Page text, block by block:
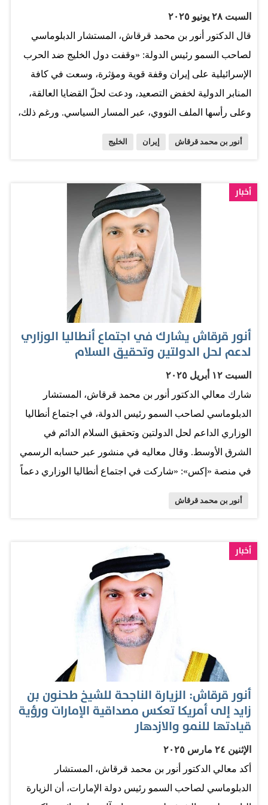
السبت ٢٨ يونيو ٢٠٢٥
قال الدكتور أنور بن محمد قرقاش، المستشار الدبلوماسي
لصاحب السمو رئيس الدولة: «وقفت دول الخليج ضد الحرب
الإسرائيلية على إيران وقفة قوية ومؤثرة، وسعت في كافة
المنابر الدولية لخفض التصعيد، ودعت لحلّ القضايا العالقة،
وعلى رأسها الملف النووي، عبر المسار السياسي. ورغم ذلك،
مطالبة بترميم الثقة مع محيطها الخليجي، بعدما تضررت بفعل
أنور بن محمد قرقاش إيران الخليج
أخبار
أنور قرقاش يشارك في اجتماع أنطاليا الوزاري
لدعم لحل الدولتين وتحقيق السلام
السبت ١٢ أبريل ٢٠٢٥
شارك معالي الدكتور أنور بن محمد قرقاش، المستشار
الدبلوماسي لصاحب السمو رئيس الدولة، في اجتماع أنطاليا
الوزاري الداعم لحل الدولتين وتحقيق السلام الدائم في
الشرق الأوسط. وقال معاليه في منشور عبر حسابه الرسمي
في منصة «إكس»: «شاركت في اجتماع أنطاليا الوزاري دعماً
المساعدات المقدمة لغزة وأهلها.. التزامنا مبدئي ومستمر».
أنور بن محمد قرقاش
أخبار
أنور قرقاش: الزيارة الناجحة للشيخ طحنون بن
زايد إلى أمريكا تعكس مصداقية الإمارات ورؤية
قيادتها للنمو والازدهار
الإثنين ٢٤ مارس ٢٠٢٥
أكد معالي الدكتور أنور بن محمد قرقاش، المستشار
الدبلوماسي لصاحب السمو رئيس دولة الإمارات، أن الزيارة